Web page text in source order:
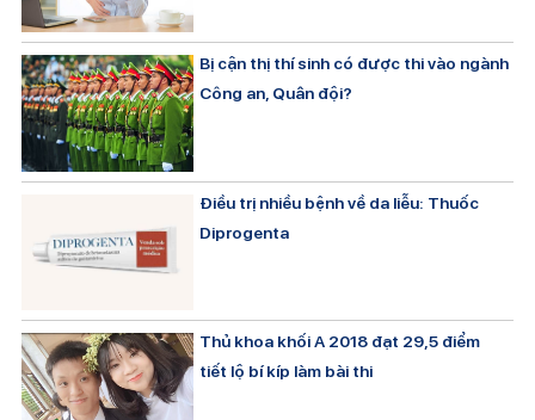
Bị cận thị thí sinh có được thi vào ngành
Công an, Quân đội?
Điều trị nhiều bệnh về da liễu: Thuốc
Diprogenta
Thủ khoa khối A 2018 đạt 29,5 điểm
tiết lộ bí kíp làm bài thi